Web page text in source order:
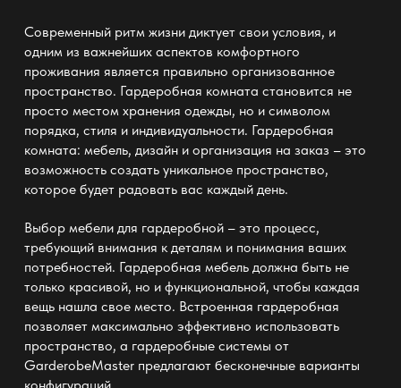
Современный ритм жизни диктует свои условия, и
одним из важнейших аспектов комфортного
проживания является правильно организованное
пространство. Гардеробная комната становится не
просто местом хранения одежды, но и символом
порядка, стиля и индивидуальности. Гардеробная
комната: мебель, дизайн и организация на заказ – это
возможность создать уникальное пространство,
которое будет радовать вас каждый день.
Выбор мебели для гардеробной – это процесс,
требующий внимания к деталям и понимания ваших
потребностей. Гардеробная мебельдолжна быть не
только красивой, но и функциональной, чтобы каждая
вещь нашла свое место. Встроенная гардеробная
позволяет максимально эффективно использовать
пространство, а гардеробные системы от
GarderobeMasterпредлагают бесконечные варианты